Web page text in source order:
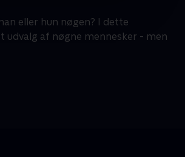
eller hun nøgen? I dette
af nøgne mennesker - men